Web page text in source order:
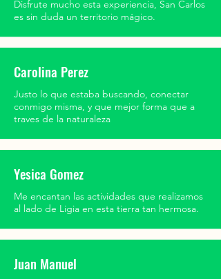
Disfrute mucho esta experiencia, San Carlos
es sin duda un territorio mágico.
Carolina Perez
Justo lo que estaba buscando, conectar
conmigo misma, y que mejor forma que a
traves de la naturaleza
Yesica Gomez
Me encantan las actividades que realizamos
al lado de Ligia en esta tierra tan hermosa.
Juan Manuel